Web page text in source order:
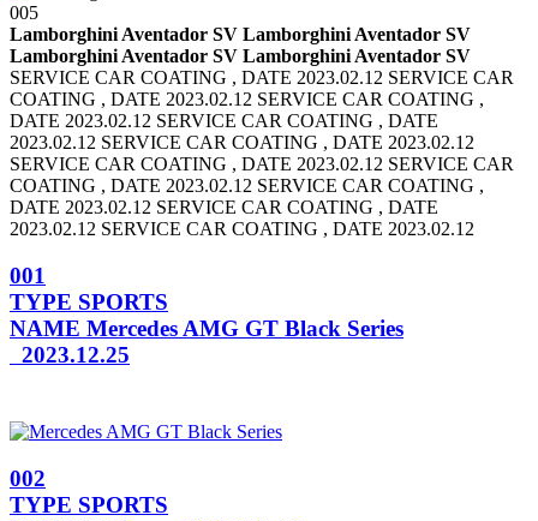
005
Lamborghini Aventador SV Lamborghini Aventador SV
Lamborghini Aventador SV Lamborghini Aventador SV
SERVICE CAR COATING , DATE 2023.02.12 SERVICE CAR
COATING , DATE 2023.02.12 SERVICE CAR COATING ,
DATE 2023.02.12 SERVICE CAR COATING , DATE
2023.02.12 SERVICE CAR COATING , DATE 2023.02.12
SERVICE CAR COATING , DATE 2023.02.12 SERVICE CAR
COATING , DATE 2023.02.12 SERVICE CAR COATING ,
DATE 2023.02.12 SERVICE CAR COATING , DATE
2023.02.12 SERVICE CAR COATING , DATE 2023.02.12
001
TYPE SPORTS
NAME Mercedes AMG GT Black Series
2023.12.25
002
TYPE SPORTS